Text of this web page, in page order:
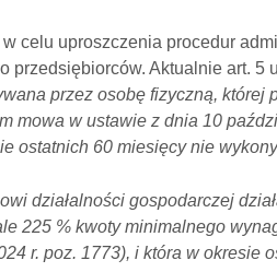
celu uproszczenia procedur
przedsiębiorców. Aktualnie art. 5
przez osobę fizyczną,
mowa w ustawie z dnia 10
ostatnich 60 miesięcy nie
działalności gospodarczej
225 % kwoty minimalnego
r. poz. 1773), i która w okresie